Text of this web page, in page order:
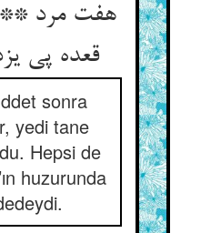
هفت مرد **
قعده پی
sonra
yedi tane
Hepsi de
huzurunda